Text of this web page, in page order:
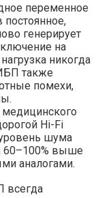
переменное
постоянное,
генерирует
на
никогда
также
помехи,
Hi-Fi
шума
60–100% выше
аналогами.
всегда